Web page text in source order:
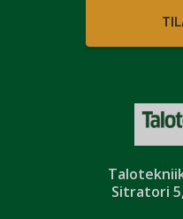
Sitratori